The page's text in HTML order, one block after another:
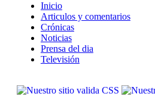
Inicio
Articulos y comentarios
Crónicas
Noticias
Prensa del dia
Televisión